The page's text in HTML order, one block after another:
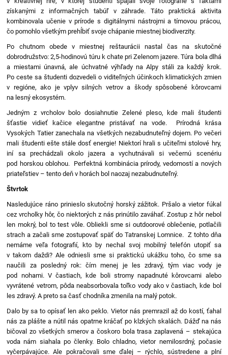
získanými z informačných tabúľ v záhrade. Táto praktická aktivita
kombinovala učenie v prírode s digitálnymi nástrojmi a tímovou prácou,
čo pomohlo všetkým prehĺbiť svoje chápanie miestnej biodiverzity.
Po chutnom obede v miestnej reštaurácii nastal čas na skutočné
dobrodružstvo: 2,5-hodinovú túru k chate pri Zelenom jazere. Túra bola dlhá
a miestami únavná, ale úchvatné výhľady na Alpy stáli za každý krok.
Po ceste sa študenti dozvedeli o viditeľných účinkoch klimatických zmien
v regióne, ako je vplyv silných vetrov a škody spôsobené kôrovcami
na lesný ekosystém.
Jedným z vrcholov bolo dosiahnutie Zelené pleso, kde mali študenti
šťastie vidieť kačice elegantne pristávať na vode. Prírodná krása
Vysokých Tatier zanechala na všetkých nezabudnuteľný dojem. Po večeri
mali študenti ešte stále dosť energie! Niektorí hrali s učiteľmi stolové hry,
iní sa prechádzali okolo jazera a vychutnávali si večernú scenériu
pod horskou oblohou. Perfektná kombinácia prírody, vedomostí a nových
priateľstiev – tento deň v horách bol naozaj nezabudnuteľný.
Štvrtok
Nasledujúce ráno prinieslo skutočný horský zážitok. Pršalo a vietor fúkal
cez vrcholky hôr, čo niektorých z nás prinútilo zaváhať. Zostup z hôr nebol
len mokrý, bol to test vôle. Obliekli sme si outdoorové oblečenie, potlačili
strach a začali sme zostupovať späť do Tatranskej Lomnice. Z tohto dňa
nemáme veľa fotografií, kto by nechal svoj mobilný telefón utopiť sa
v takom daždi? Ale odniesli sme si praktickú ukážku toho, čo sme sa
naučili za posledný rok: čím menej je les zdravý, tým viac vody je
pod nohami. V častiach, kde boli stromy napadnuté kôrovcami alebo
vyvrátené vetrom, pôda neabsorbovala toľko vody ako v častiach, kde bol
les zdravý. A preto sa časť chodníka zmenila na malý potok.
Dalo by sa to opísať len ako peklo. Vietor nás premrazil až do kostí, ťahal
nás za plášte a nútil nás opatrne kráčať po klzkých skalách. Dážď na nás
bičoval zo všetkých smerov a čoskoro bola trasa zaplavená – stekajúca
voda nám siahala po členky. Bolo chladno, vietor nemilosrdný, počasie
vyčerpávajúce. Ale pokračovali sme ďalej – rýchlo, sústredene a plní